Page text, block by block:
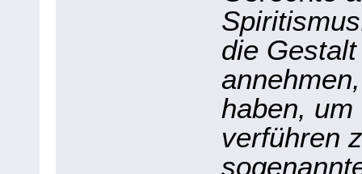
die
haben,
verführen